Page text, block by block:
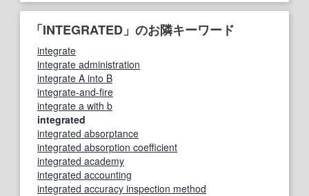
「INTEGRATED」のお隣キーワード
integrate
integrate administration
integrate A into B
integrate-and-fire
integrate a with b
integrated
integrated absorptance
integrated absorption coefficient
integrated academy
integrated accounting
integrated accuracy inspection method